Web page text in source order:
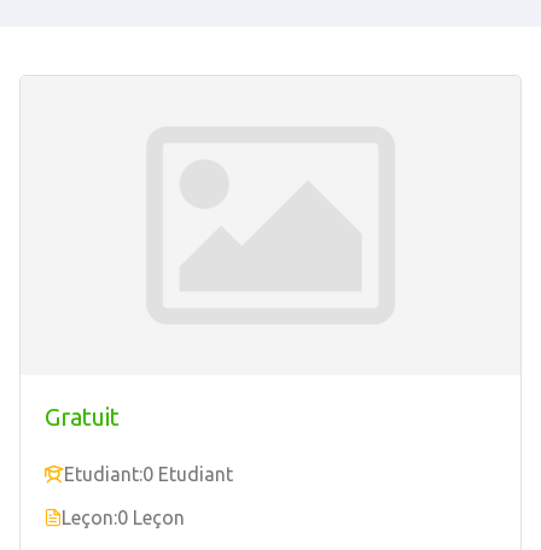
Gratuit
Etudiant:0 Etudiant
Leçon:0 Leçon